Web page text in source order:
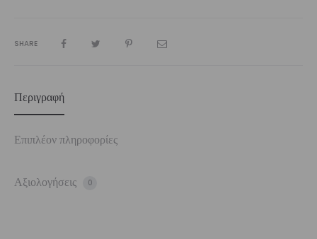
SHARE
Περιγραφή
Επιπλέον πληροφορίες
Αξιολογήσεις 0